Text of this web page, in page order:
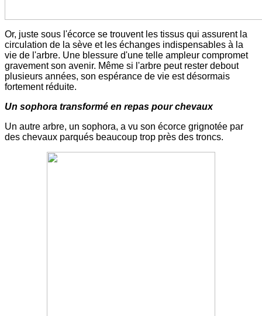
Or, juste sous l'écorce se trouvent les tissus qui assurent la
circulation de la sève et les échanges indispensables à la
vie de l'arbre. Une blessure d'une telle ampleur compromet
gravement son avenir. Même si l'arbre peut rester debout
plusieurs années, son espérance de vie est désormais
fortement réduite.
Un sophora transformé en repas pour chevaux
Un autre arbre, un sophora, a vu son écorce grignotée par
des chevaux parqués beaucoup trop près des troncs.